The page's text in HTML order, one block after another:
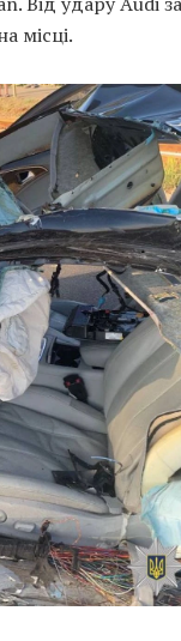
місці.